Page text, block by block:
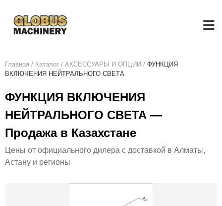
Главная / Каталог / АКСЕСCУАРЫ И ОПЦИИ / ФУНКЦИЯ
ВКЛЮЧЕНИЯ НЕЙТРАЛЬНОГО СВЕТА
ФУНКЦИЯ ВКЛЮЧЕНИЯ
НЕЙТРАЛЬНОГО СВЕТА —
Продажа в Казахстане
Цены от официального дилера с доставкой в Алматы,
Астану и регионы